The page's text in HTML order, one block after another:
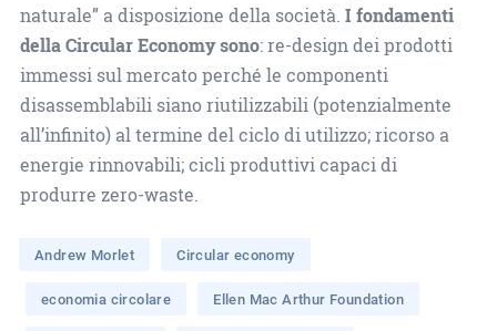
naturale” a disposizione della società. I fondamenti
della Circular Economy sono: re-design dei prodotti
immessi sul mercato perché le componenti
disassemblabili siano riutilizzabili (potenzialmente
all’infinito) al termine del ciclo di utilizzo; ricorso a
energie rinnovabili; cicli produttivi capaci di
produrre zero-waste.
Andrew Morlet Circular economy
economia circolare Ellen Mac Arthur Foundation